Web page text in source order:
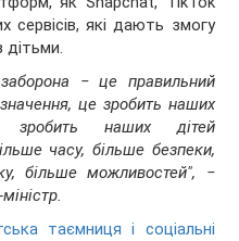
сервісів, які дають змогу
‒ це правильний
це зробить наших
зробить наших дітей
часу, більше безпеки,
більше можливостей", ‒
таємниця і соціальні